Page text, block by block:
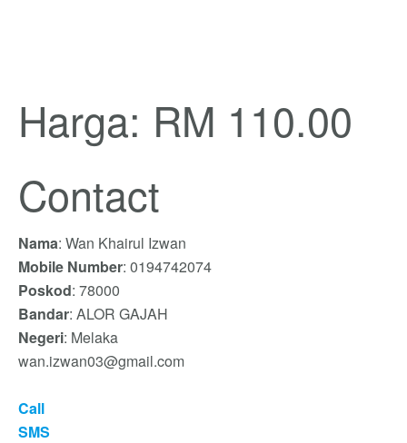
Harga: RM 110.00
Contact
Nama: Wan Khairul Izwan
Mobile Number: 0194742074
Poskod: 78000
Bandar: ALOR GAJAH
Negeri: Melaka
wan.izwan03@gmail.com
Call
SMS